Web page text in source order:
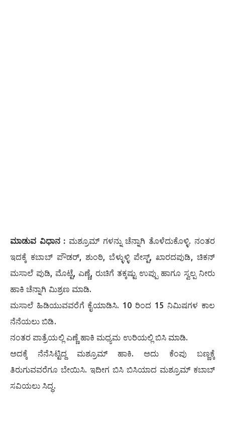
ಮಾಡುವ ವಿಧಾನ : ಮಶ್ರೂಮ್ ಗಳನ್ನು ಚೆನ್ನಾಗಿ ತೊಳೆದುಕೊಳ್ಳಿ. ನಂತರ
ಇದಕ್ಕೆ ಕಬಾಬ್ ಪೌಡರ್, ಶುಂಠಿ, ಬೆಳ್ಳುಳ್ಳಿ ಪೇಸ್ಟ್, ಖಾರದಪುಡಿ, ಚಿಕನ್
ಮಸಾಲೆ ಪುಡಿ, ಮೊಟ್ಟೆ, ಎಣ್ಣೆ, ರುಚಿಗೆ ತಕ್ಕಷ್ಟು ಉಪ್ಪು ಹಾಗೂ ಸ್ವಲ್ಪ ನೀರು
ಹಾಕಿ ಚೆನ್ನಾಗಿ ಮಿಶ್ರಣ ಮಾಡಿ.
ಮಸಾಲೆ ಹಿಡಿಯುವವರೆಗೆ ಕೈಯಾಡಿಸಿ. 10 ರಿಂದ 15 ನಿಮಿಷಗಳ ಕಾಲ
ನೆನೆಯಲು ಬಿಡಿ.
ನಂತರ ಪಾತ್ರೆಯಲ್ಲಿ ಎಣ್ಣೆ ಹಾಕಿ ಮಧ್ಯಮ ಉರಿಯಲ್ಲಿ ಬಿಸಿ ಮಾಡಿ.
ಅದಕ್ಕೆ ನೆನೆಸಿಟ್ಟಿದ್ದ ಮಶ್ರೂಮ್ ಹಾಕಿ. ಅದು ಕೆಂಪು ಬಣ್ಣಕ್ಕೆ
ತಿರುಗುವವರೆಗೂ ಬೇಯಿಸಿ. ಇದೀಗ ಬಿಸಿ ಬಿಸಿಯಾದ ಮಶ್ರೂಮ್ ಕಬಾಬ್
ಸವಿಯಲು ಸಿದ್ಧ.